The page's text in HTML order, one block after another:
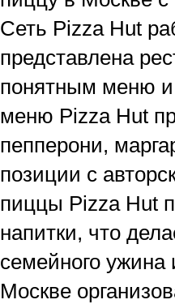
Сеть Pizza Hut
представлена
понятным меню
меню Pizza Hut
пепперони,
позиции с
пиццы Pizza Hut
напитки, что
семейного
Москве